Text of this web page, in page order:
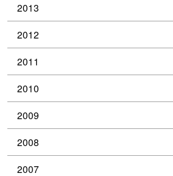
2013
2012
2011
2010
2009
2008
2007